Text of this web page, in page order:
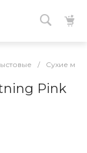
/ Сухие
Pink